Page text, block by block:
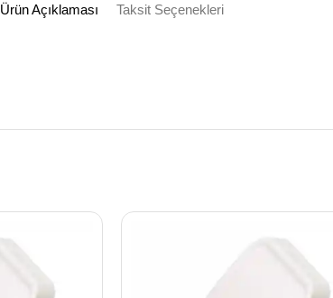
Ürün Açıklaması Taksit Seçenekleri